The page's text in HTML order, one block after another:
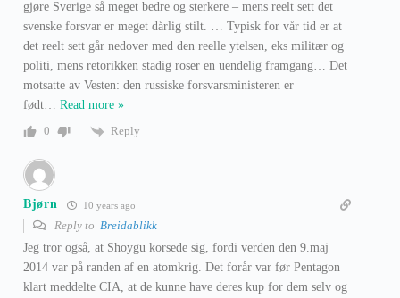
gjøre Sverige så meget bedre og sterkere – mens reelt sett det
svenske forsvar er meget dårlig stilt. … Typisk for vår tid er at
det reelt sett går nedover med den reelle ytelsen, eks militær og
politi, mens retorikken stadig roser en uendelig framgang… Det
motsatte av Vesten: den russiske forsvarsministeren er
født
Read more »
0
Reply
Bjørn 10 years ago
Reply to Breidablikk
Jeg tror også, at Shoygu korsede sig, fordi verden den 9.maj
2014 var på randen af en atomkrig. Det forår var før Pentagon
klart meddelte CIA, at de kunne have deres kup for dem selv og